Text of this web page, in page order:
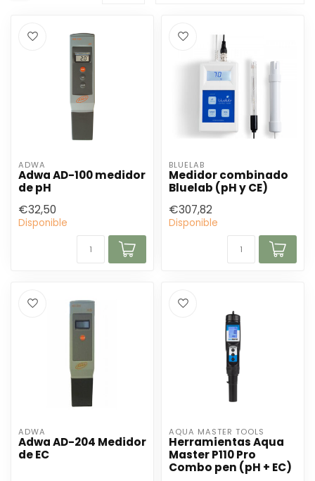
ADWA
Adwa AD-100 medidor
de pH
€32,50
Disponible
BLUELAB
Medidor combinado
Bluelab (pH y CE)
€307,82
Disponible
ADWA
Adwa AD-204 Medidor
de EC
AQUA MASTER TOOLS
Herramientas Aqua
Master P110 Pro
Combo pen (pH + EC)